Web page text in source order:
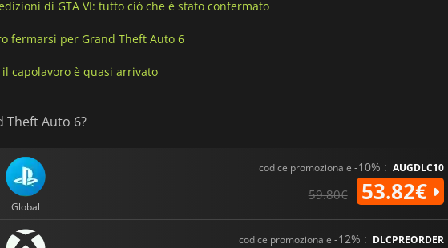
di GTA VI: tutto ciò che è stato confermato
fermarsi per Grand Theft Auto 6
capolavoro è quasi arrivato
Theft Auto 6?
Global
codice promozionale -10% : AUGDLC10
59.80€ 53.82€
codice promozionale -12% : DLCPREORDER